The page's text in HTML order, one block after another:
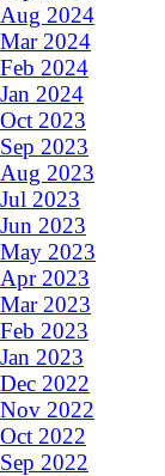
Aug 2024
Mar 2024
Feb 2024
Jan 2024
Oct 2023
Sep 2023
Aug 2023
Jul 2023
Jun 2023
May 2023
Apr 2023
Mar 2023
Feb 2023
Jan 2023
Dec 2022
Nov 2022
Oct 2022
Sep 2022